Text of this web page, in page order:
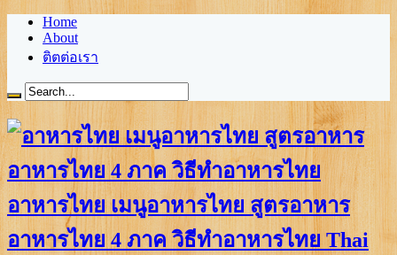
Home
About
ติตต่อเรา
อาหารไทย เมนูอาหารไทย สูตรอาหาร
อาหารไทย 4 ภาค วิธีทำอาหารไทย Thai